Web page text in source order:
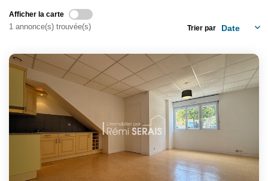
Afficher la carte
1 annonce(s) trouvée(s) Trier par